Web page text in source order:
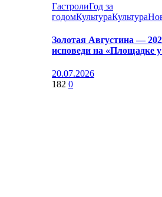
ГастролиГод за
годомКультураКультура
Золотая Августина —
исповеди на «Площадке
20.07.2026
182 0